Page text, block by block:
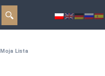
Moja Lista